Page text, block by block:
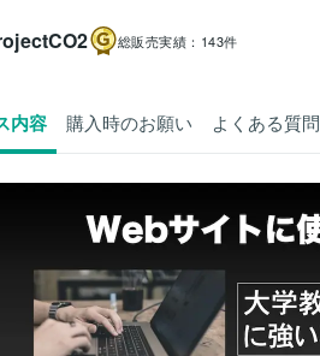
総販売実績： 143件
内容 購入時のお願い よくある質問